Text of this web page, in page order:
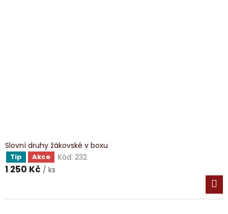
Slovní druhy žákovské v boxu
Tip Akce Kód: 232
1 250 Kč / ks